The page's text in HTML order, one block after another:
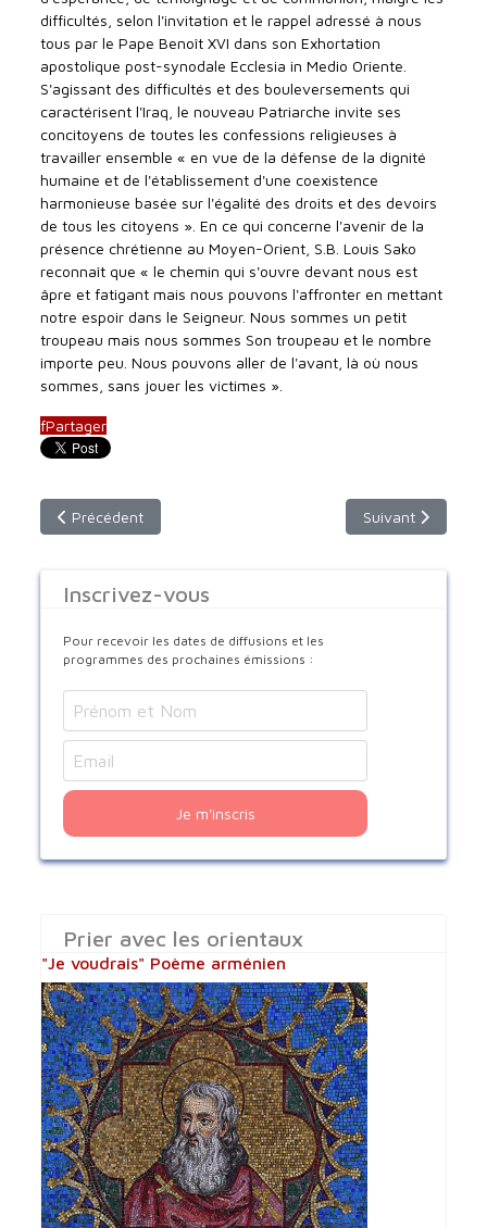
difficultés, selon l'invitation et le rappel adressé à nous
tous par le Pape Benoît XVI dans son Exhortation
apostolique post-synodale Ecclesia in Medio Oriente.
S'agissant des difficultés et des bouleversements qui
caractérisent l'Iraq, le nouveau Patriarche invite ses
concitoyens de toutes les confessions religieuses à
travailler ensemble « en vue de la défense de la dignité
humaine et de l'établissement d'une coexistence
harmonieuse basée sur l'égalité des droits et des devoirs
de tous les citoyens ». En ce qui concerne l'avenir de la
présence chrétienne au Moyen-Orient, S.B. Louis Sako
reconnaît que « le chemin qui s'ouvre devant nous est
âpre et fatigant mais nous pouvons l'affronter en mettant
notre espoir dans le Seigneur. Nous sommes un petit
troupeau mais nous sommes Son troupeau et le nombre
importe peu. Nous pouvons aller de l'avant, là où nous
sommes, sans jouer les victimes ».
fPartager
Article précédent : A l'occasion de la fête des lumière en Irak
Précédent Article suivant :
Suivant
Inscrivez-vous
Pour recevoir les dates de diffusions et les
programmes des prochaines émissions :
Je m'inscris
Prier avec les orientaux
"Je voudrais" Poème arménien